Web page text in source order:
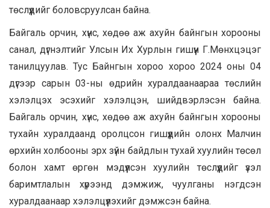
төслүүдийг боловсруулсан байна.
Байгаль орчин, хүнс, хөдөө аж ахуйн байнгын хорооны
санал, дүгнэлтийг Улсын Их Хурлын гишүүн Г.Мөнхцэцэг
танилцуулав. Тус Байнгын хороо хороо 2024 оны 04
дүгээр сарын 03-ны өдрийн хуралдаанаараа төслийн
хэлэлцэх эсэхийг хэлэлцэн, шийдвэрлэсэн байна.
Байгаль орчин, хүнс, хөдөө аж ахуйн байнгын хорооны
тухайн хуралдаанд оролцсон гишүүдийн олонх Малчин
өрхийн холбооны эрх зүйн байдлын тухай хуулийн төсөл
болон хамт өргөн мэдүүлсэн хуулийн төслүүдийг үзэл
баримтлалын хүрээнд дэмжиж, чуулганы нэгдсэн
хуралдаанаар хэлэлцүүлэхийг дэмжсэн байна.